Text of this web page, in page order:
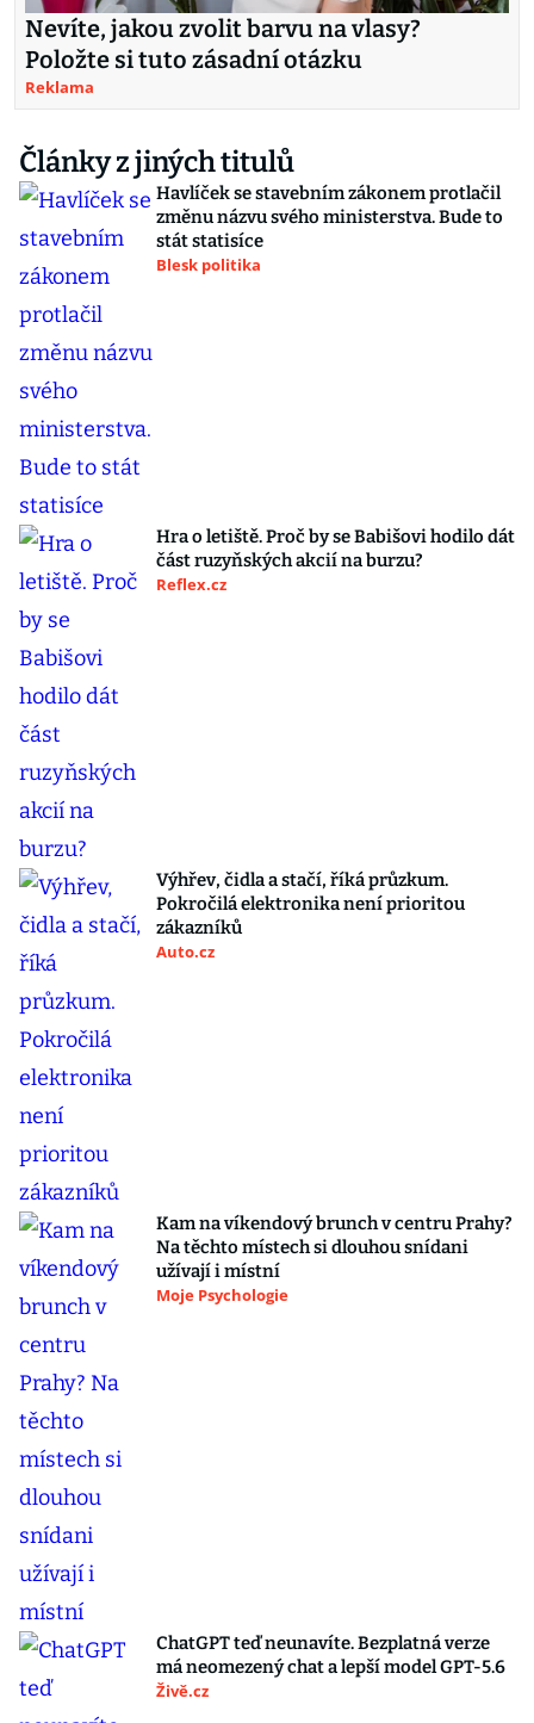
Nevíte, jakou zvolit barvu na vlasy?
Položte si tuto zásadní otázku
Reklama
Články z jiných titulů
Havlíček se stavebním zákonem protlačil
změnu názvu svého ministerstva. Bude to
stát statisíce
Blesk politika
Hra o letiště. Proč by se Babišovi hodilo dát
část ruzyňských akcií na burzu?
Reflex.cz
Výhřev, čidla a stačí, říká průzkum.
Pokročilá elektronika není prioritou
zákazníků
Auto.cz
Kam na víkendový brunch v centru Prahy?
Na těchto místech si dlouhou snídani
užívají i místní
Moje Psychologie
ChatGPT teď neunavíte. Bezplatná verze
má neomezený chat a lepší model GPT-5.6
Živě.cz